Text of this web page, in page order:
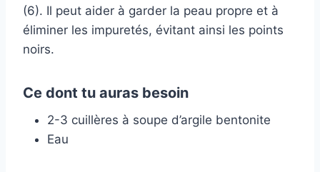
(6). Il peut aider à garder la peau propre et à
éliminer les impuretés, évitant ainsi les points
noirs.
Ce dont tu auras besoin
2-3 cuillères à soupe d’argile bentonite
Eau